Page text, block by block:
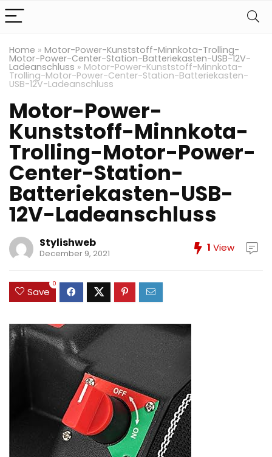
Home » Motor-Power-Kunststoff-Minnkota-Trolling-
Motor-Power-Center-Station-Batteriekasten-USB-12V-
Ladeanschluss » Motor-Power-Kunststoff-Minnkota-
Trolling-Motor-Power-Center-Station-Batteriekasten-
USB-12V-Ladeanschluss
Motor-Power-
Kunststoff-Minnkota-
Trolling-Motor-Power-
Center-Station-
Batteriekasten-USB-
12V-Ladeanschluss
Stylishweb
December 9, 2021 1 View
Save
0